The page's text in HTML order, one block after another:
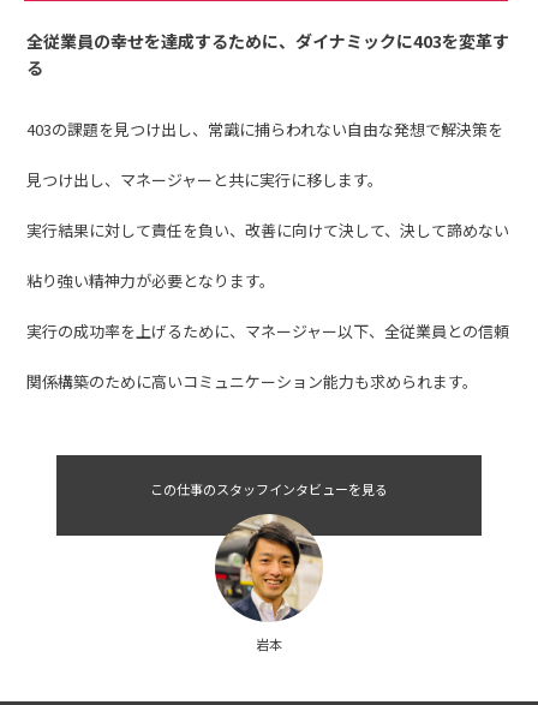
マネージングディレクターの仕事
る
403の課題を見つけ出し、常識に捕らわれない自由な発想で解決策を
見つけ出し、マネージャーと共に実行に移します。
実行結果に対して責任を負い、改善に向けて決して、決して諦めない
実行の成功率を上げるために、マネージャー以下、全従業員との信頼
関係構築のために高いコミュニケーション能力も求められます。
この仕事のスタッフインタビューを見る